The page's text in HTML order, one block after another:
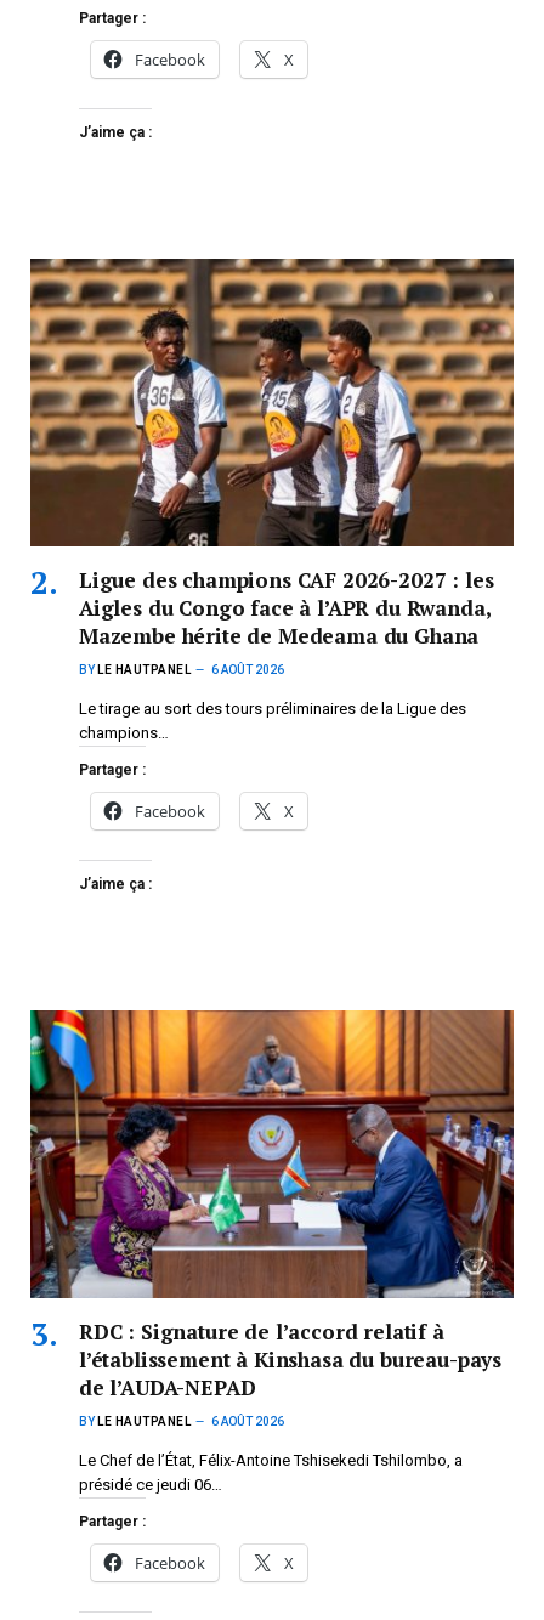
Partager :
Facebook X
J’aime ça :
Ligue des champions CAF 2026-2027 : les
Aigles du Congo face à l’APR du Rwanda,
Mazembe hérite de Medeama du Ghana
BY LE HAUTPANEL 6 AOÛT 2026
Le tirage au sort des tours préliminaires de la Ligue des
champions…
Partager :
Facebook X
J’aime ça :
RDC : Signature de l’accord relatif à
l’établissement à Kinshasa du bureau-pays
de l’AUDA-NEPAD
BY LE HAUTPANEL 6 AOÛT 2026
Le Chef de l’État, Félix-Antoine Tshisekedi Tshilombo, a
présidé ce jeudi 06…
Partager :
Facebook X